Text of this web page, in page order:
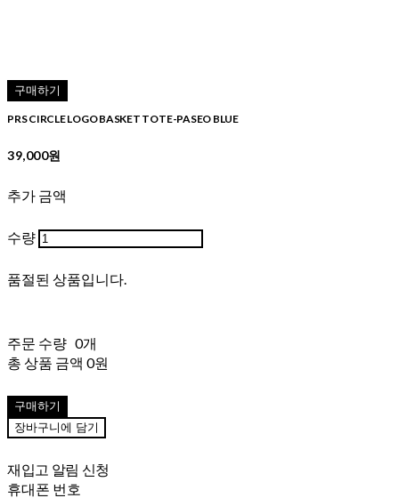
구매하기
PRS CIRCLE LOGO BASKET TOTE-PASEO BLUE
39,000원
추가 금액
수량
품절된 상품입니다.
주문 수량 0개
총 상품 금액 0원
구매하기
장바구니에 담기
재입고 알림 신청
휴대폰 번호